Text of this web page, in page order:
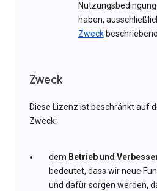
haben,
Zweck
Zweck
Diese Lizenz ist beschränkt auf
Zweck:
dem Betrieb und
bedeutet, dass wir neue
und dafür sorgen werden,